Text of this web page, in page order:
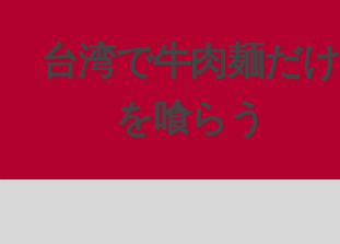
ス
台湾で牛肉麺だけ
を喰らう